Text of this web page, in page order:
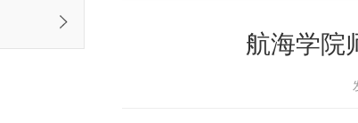
航海学院